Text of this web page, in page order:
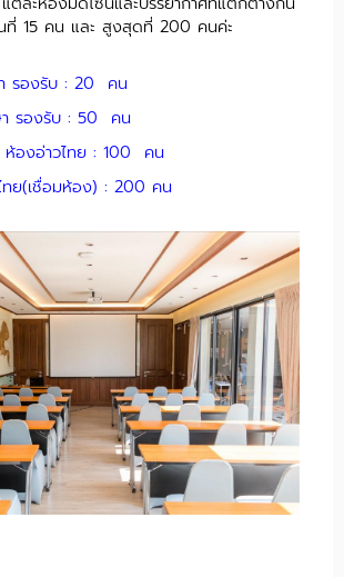
ที่ 15 คน และ สูงสุดที่ 200 คนค่ะ
รองรับ : 20 คน
รองรับ : 50 คน
ห้องอ่าวไทย : 100 คน
ทย(เชื่อมห้อง) : 200 คน